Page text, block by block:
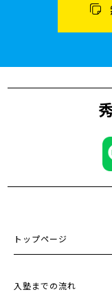
トップページ
入塾までの流れ